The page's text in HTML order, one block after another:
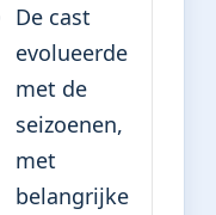
De cast
evolueerde
met de
seizoenen,
met
belangrijke